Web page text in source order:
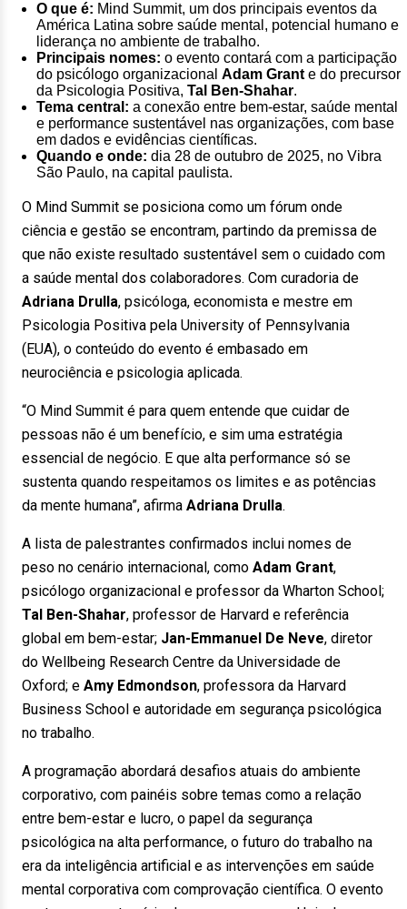
O que é: Mind Summit, um dos principais eventos da
América Latina sobre saúde mental, potencial humano e
liderança no ambiente de trabalho.
Principais nomes: o evento contará com a participação
do psicólogo organizacional Adam Grant e do precursor
da Psicologia Positiva, Tal Ben-Shahar.
Tema central: a conexão entre bem-estar, saúde mental
e performance sustentável nas organizações, com base
em dados e evidências científicas.
Quando e onde: dia 28 de outubro de 2025, no Vibra
São Paulo, na capital paulista.
O Mind Summit se posiciona como um fórum onde
ciência e gestão se encontram, partindo da premissa de
que não existe resultado sustentável sem o cuidado com
a saúde mental dos colaboradores. Com curadoria de
Adriana Drulla, psicóloga, economista e mestre em
Psicologia Positiva pela University of Pennsylvania
(EUA), o conteúdo do evento é embasado em
neurociência e psicologia aplicada.
“O Mind Summit é para quem entende que cuidar de
pessoas não é um benefício, e sim uma estratégia
essencial de negócio. E que alta performance só se
sustenta quando respeitamos os limites e as potências
da mente humana”, afirma Adriana Drulla.
A lista de palestrantes confirmados inclui nomes de
peso no cenário internacional, como Adam Grant,
psicólogo organizacional e professor da Wharton School;
Tal Ben-Shahar, professor de Harvard e referência
global em bem-estar; Jan-Emmanuel De Neve, diretor
do Wellbeing Research Centre da Universidade de
Oxford; e Amy Edmondson, professora da Harvard
Business School e autoridade em segurança psicológica
no trabalho.
A programação abordará desafios atuais do ambiente
corporativo, com painéis sobre temas como a relação
entre bem-estar e lucro, o papel da segurança
psicológica na alta performance, o futuro do trabalho na
era da inteligência artificial e as intervenções em saúde
mental corporativa com comprovação científica. O evento